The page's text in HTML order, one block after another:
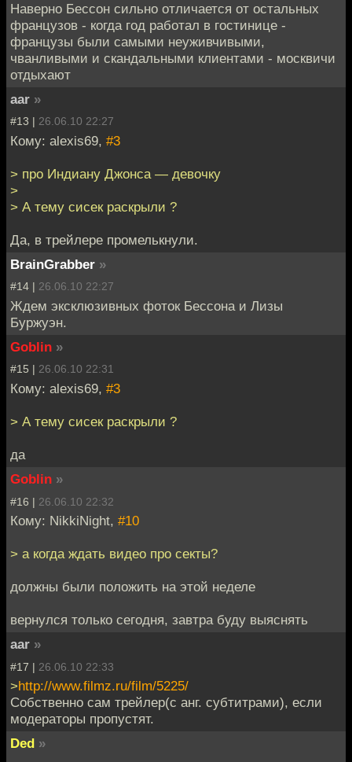
Наверно Бессон сильно отличается от остальных
французов - когда год работал в гостинице -
французы были самыми неуживчивыми,
чванливыми и скандальными клиентами - москвичи
отдыхают
aar »
#13 | 26.06.10 22:27
Кому: alexis69, #3
> про Индиану Джонса — девочку
>
> А тему сисек раскрыли ?
Да, в трейлере промелькнули.
BrainGrabber »
#14 | 26.06.10 22:27
Ждем эксклюзивных фоток Бессона и Лизы
Буржуэн.
Goblin »
#15 | 26.06.10 22:31
Кому: alexis69, #3
> А тему сисек раскрыли ?
да
Goblin »
#16 | 26.06.10 22:32
Кому: NikkiNight, #10
> а когда ждать видео про секты?
должны были положить на этой неделе
вернулся только сегодня, завтра буду выяснять
aar »
#17 | 26.06.10 22:33
>http://www.filmz.ru/film/5225/
Собственно сам трейлер(с анг. субтитрами), если
модераторы пропустят.
Ded »